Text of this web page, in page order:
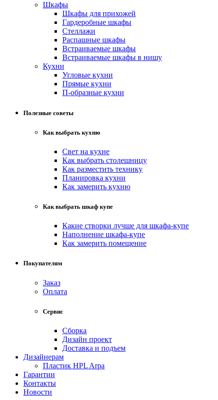
Шкафы
Шкафы для прихожей
Гардеробные шкафы
Стеллажи
Распашные шкафы
Встраиваемые шкафы
Встраиваемые шкафы в нишу
Кухни
Угловые кухни
Прямые кухни
П-образные кухни
Полезные советы
Как выбрать кухню
Свет на кухне
Как выбрать столешницу
Как разместить технику
Планировка кухни
Как замерить кухню
Как выбрать шкаф купе
Какие створки лучше для шкафа-купе
Наполнение шкафа-купе
Как замерить помещение
Покупателям
Заказ
Оплата
Сервис
Сборка
Дизайн проект
Доставка и подъем
Дизайнерам
Пластик HPL Arpa
Гарантии
Контакты
Новости